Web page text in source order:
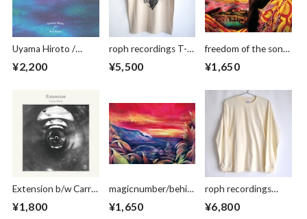
Uyama Hiroto /
武田吉晴 / Bliss Of
7inch vinyl
¥2,200
roph recordings T-
¥5,500
freedom of the son
¥1,650
Extension b/w Carry
Segawa Tatsuya
¥1,800
magicnumber/behin
¥1,650
roph recordings
¥6,800